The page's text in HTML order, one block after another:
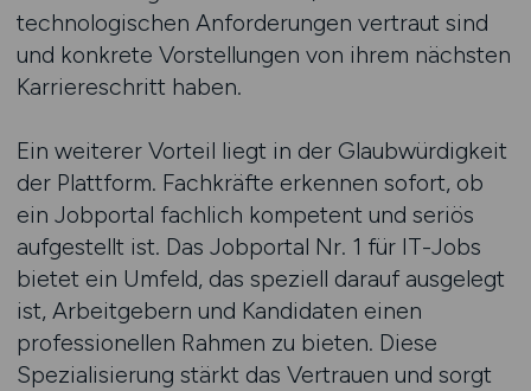
technologischen Anforderungen vertraut sind
und konkrete Vorstellungen von ihrem nächsten
Karriereschritt haben.
Ein weiterer Vorteil liegt in der Glaubwürdigkeit
der Plattform. Fachkräfte erkennen sofort, ob
ein Jobportal fachlich kompetent und seriös
aufgestellt ist. Das Jobportal Nr. 1 für IT-Jobs
bietet ein Umfeld, das speziell darauf ausgelegt
ist, Arbeitgebern und Kandidaten einen
professionellen Rahmen zu bieten. Diese
Spezialisierung stärkt das Vertrauen und sorgt